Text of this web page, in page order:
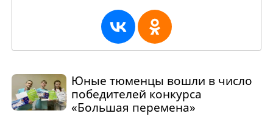
Юные тюменцы вошли в число
победителей конкурса
«Большая перемена»